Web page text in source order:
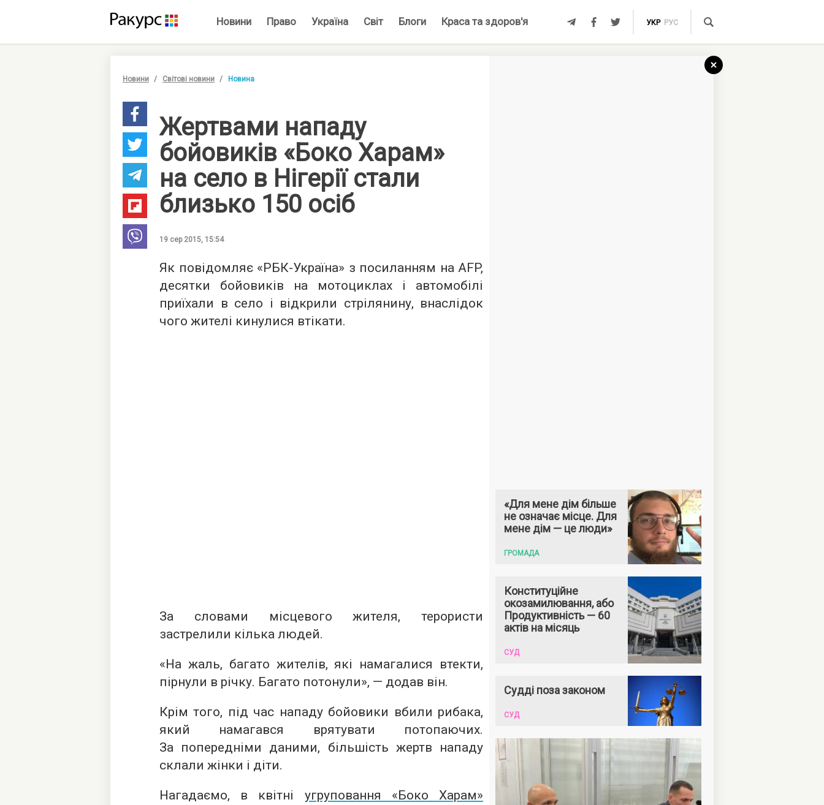
Новини Право Україна Світ Блоги Краса та здоров'я УКР РУС
Новини Світові новини Новина
Жертвами нападу
бойовиків «Боко Харам»
на село в Нігерії стали
близько 150 осіб
19 сер 2015, 15:54
Як повідомляє «РБК-Україна» з посиланням на AFP,
десятки бойовиків на мотоциклах і автомобілі
приїхали в село і відкрили стрілянину, внаслідок
чого жителі кинулися втікати.
За словами місцевого жителя, терористи
застрелили кілька людей.
«На жаль, багато жителів, які намагалися втекти,
пірнули в річку. Багато потонули», — додав він.
Крім того, під час нападу бойовики вбили рибака,
який намагався врятувати потопаючих.
За попередніми даними, більшість жертв нападу
склали жінки і діти.
Нагадаємо, в квітні угруповання «Боко Харам»
«Для мене дім більше
не означає місце. Для
мене дім — це люди»
ГРОМАДА
Конституційне
окозамилювання, або
Продуктивність — 60
актів на місяць
СУД
Судді поза законом
СУД